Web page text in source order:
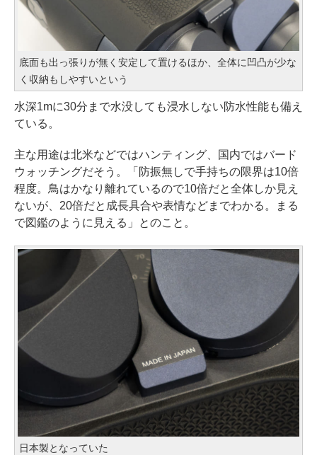
底面も出っ張りが無く安定して置けるほか、全体に凹凸が少な
く収納もしやすいという
水深1mに30分まで水没しても浸水しない防水性能も備え
ている。
主な用途は北米などではハンティング、国内ではバード
ウォッチングだそう。「防振無しで手持ちの限界は10倍
程度。鳥はかなり離れているので10倍だと全体しか見え
ないが、20倍だと成長具合や表情などまでわかる。まる
で図鑑のように見える」とのこと。
日本製となっていた